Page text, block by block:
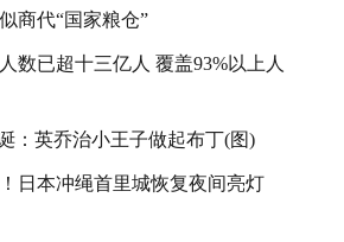
商代“国家粮仓”
数已超十三亿人 覆盖93%以上人
：英乔治小王子做起布丁(图)
日本冲绳首里城恢复夜间亮灯